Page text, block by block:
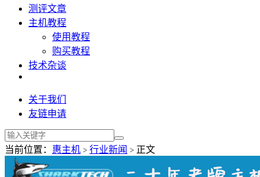
测评文章
主机教程
使用教程
购买教程
技术杂谈
关于我们
友链申请
当前位置： 惠主机 > 行业新闻 > 正文